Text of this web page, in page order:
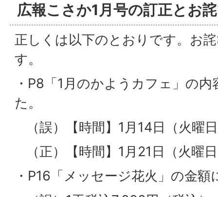
広報こさか1月号の訂正とお
正しくは以下のとおりです。お
す。
・P8「1月のかようカフェ」の
た。
（誤）【時間】1月14日（火曜
（正）【時間】1月21日（火曜
・P16「メッセージ花火」の金